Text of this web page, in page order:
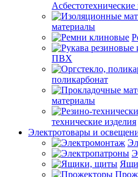
Асбестотехнические
материалы
ПВХ
поликарбонат
материалы
технические изделия
Электротовары и